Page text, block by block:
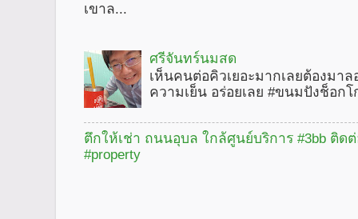
เขาล...
ศรีจันทร์นมสด
เห็นคนต่อคิวเยอะมากเลยต้องมา
ความเย็น อร่อยเลย #ขนมปังช็อก
ตึกให้เช่า ถนนอุบล ใกล้ศูนย์บริการ #3bb ติดต่
#property